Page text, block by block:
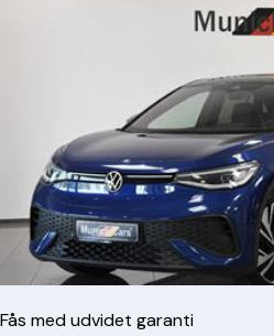
Fås med udvidet garanti